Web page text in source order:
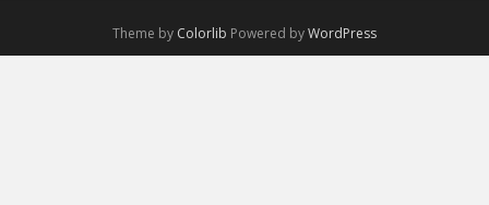
Theme by Colorlib Powered byWordPress